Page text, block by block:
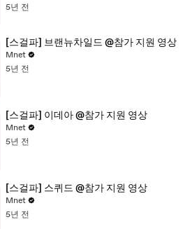
5년 전
[스걸파] 브랜뉴차일드 @참가 지원 영상
Mnet
5년 전
[스걸파] 이데아 @참가 지원 영상
Mnet
5년 전
[스걸파] 스퀴드 @참가 지원 영상
Mnet
5년 전